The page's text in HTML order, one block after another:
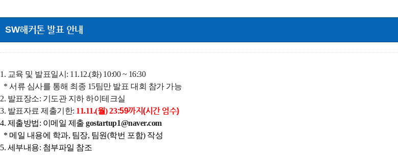
SW해커톤 발표 안내
1. 교육 및 발표일시: 11.12.(화) 10:00 ~ 16:30
* 서류 심사를 통해 최종 15팀만 발표 대회 참가 가능
2. 발표장소: 기도관 지하 하이테크실
3. 발표자료 제출기한: 11.11.(월) 23:59까지(시간 엄수)
4. 제출방법: 이메일 제출gostartup1@naver.com
* 메일 내용에 학과, 팀장, 팀원(학번 포함) 작성
5. 세부내용: 첨부파일 참조